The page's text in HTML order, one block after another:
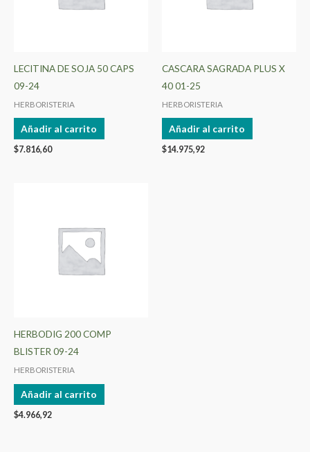
LECITINA DE SOJA 50 CAPS
09-24
HERBORISTERIA
Añadir al carrito
$7.816,60
CASCARA SAGRADA PLUS X
40 01-25
HERBORISTERIA
Añadir al carrito
$14.975,92
HERBODIG 200 COMP
BLISTER 09-24
HERBORISTERIA
Añadir al carrito
$4.966,92